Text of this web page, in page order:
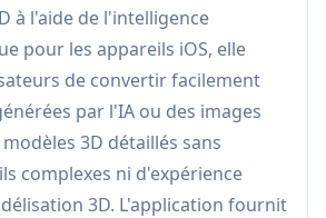
à l'aide de l'intelligence
pour les appareils iOS, elle
de convertir facilement
par l'IA ou des images
3D détaillés sans
complexes ni d'expérience
3D. L'application fournit